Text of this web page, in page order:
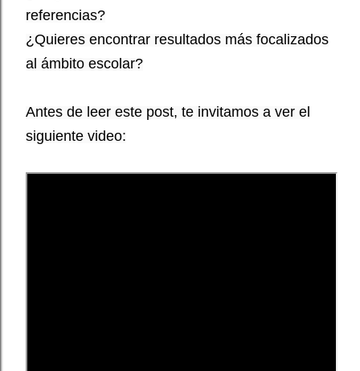
referencias?
¿Quieres encontrar resultados más focalizados
al ámbito escolar?
Antes de leer este post, te invitamos a ver el
siguiente video: